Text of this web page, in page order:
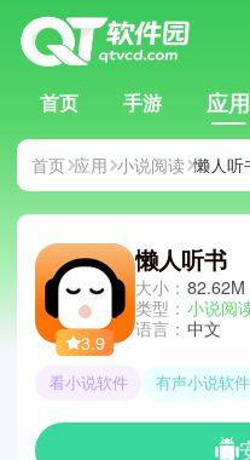
首页 手游 应用
首页 应用 小说阅读 懒人听
3.9
懒人听书
大小： 82.62M
类型： 小说阅
语言： 中文
看小说软件 有声小说软件